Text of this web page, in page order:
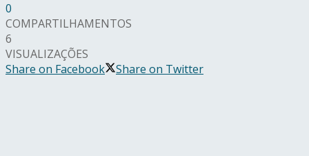
0
COMPARTILHAMENTOS
6
VISUALIZAÇÕES
Share on Facebook
Share on Twitter